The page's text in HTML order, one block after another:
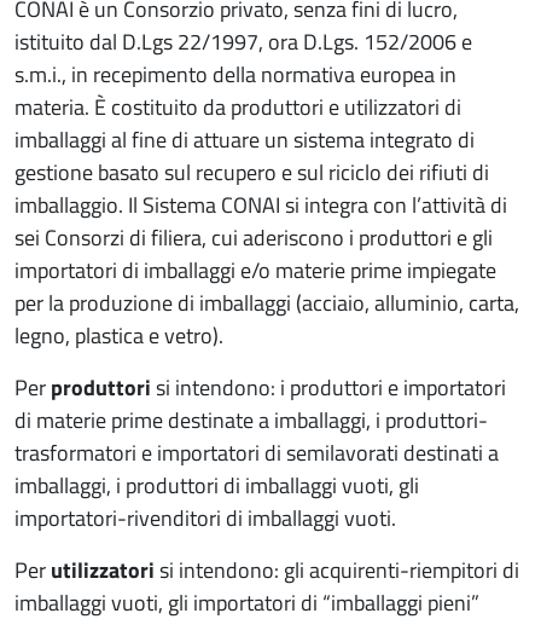
CONAI è un Consorzio privato, senza fini di lucro,
istituito dal D.Lgs 22/1997, ora D.Lgs. 152/2006 e
s.m.i., in recepimento della normativa europea in
materia. È costituito da produttori e utilizzatori di
imballaggi al fine di attuare un sistema integrato di
gestione basato sul recupero e sul riciclo dei rifiuti di
imballaggio. Il Sistema CONAI si integra con l’attività di
sei Consorzi di filiera, cui aderiscono i produttori e gli
importatori di imballaggi e/o materie prime impiegate
per la produzione di imballaggi (acciaio, alluminio, carta,
legno, plastica e vetro).
Perproduttorisi intendono: i produttori e importatori
di materie prime destinate a imballaggi, i produttori-
trasformatori e importatori di semilavorati destinati a
imballaggi, i produttori di imballaggi vuoti, gli
importatori-rivenditori di imballaggi vuoti.
Perutilizzatorisi intendono: gli acquirenti-riempitori di
imballaggi vuoti, gli importatori di “imballaggi pieni”